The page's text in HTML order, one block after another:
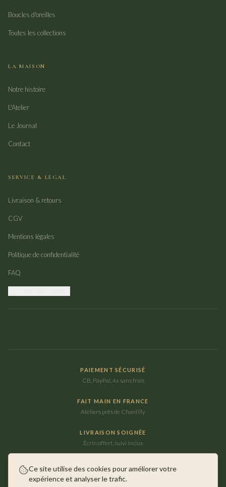
Boucles d'oreilles
Toutes les collections
LA MAISON
Notre histoire
L'Atelier
Le Journal
Contact
SERVICE & LÉGAL
Livraison & retours
CGV
Mentions légales
Politique de confidentialité
FAQ
PAIEMENT SÉCURISÉ
CB, PayPal, 4x sans frais
FAIT MAIN EN FRANCE
Ateliers près de Chantilly
LIVRAISON SOIGNÉE
Écrin offert, suivi inclus
Ce site utilise des cookies pour améliorer votre
expérience et analyser le trafic.